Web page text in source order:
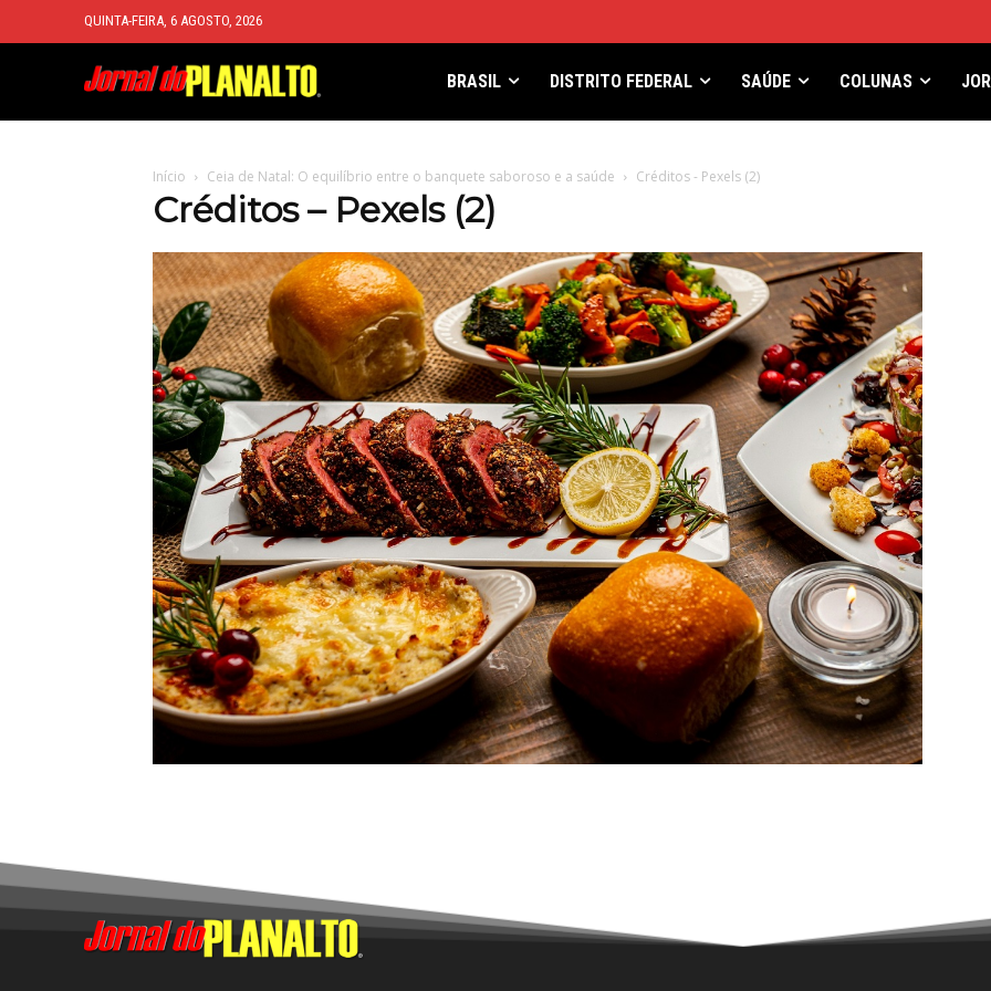
QUINTA-FEIRA, 6 AGOSTO, 2026
BRASIL DISTRITO FEDERAL SAÚDE COLUNAS
Início Ceia de Natal: O equilíbrio entre o banquete saboroso e a saúde Créditos - Pexels (2)
Créditos – Pexels (2)